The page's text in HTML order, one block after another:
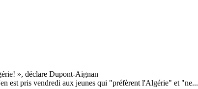
est pris vendredi aux jeunes qui "préfèrent l'Algérie" et "ne...